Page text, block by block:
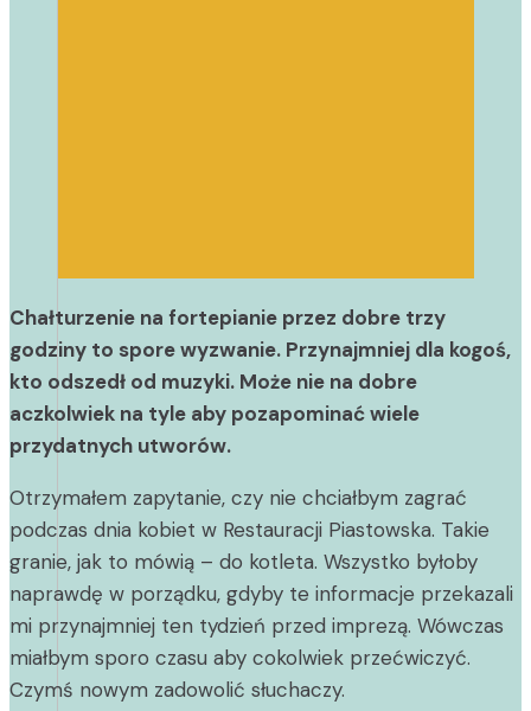
Chałturzenie na fortepianie przez dobre trzy
godziny to spore wyzwanie. Przynajmniej dla kogoś,
kto odszedł od muzyki. Może nie na dobre
aczkolwiek na tyle aby pozapominać wiele
przydatnych utworów.
Otrzymałem zapytanie, czy nie chciałbym zagrać
podczas dnia kobiet w Restauracji Piastowska. Takie
granie, jak to mówią – do kotleta. Wszystko byłoby
naprawdę w porządku, gdyby te informacje przekazali
mi przynajmniej ten tydzień przed imprezą. Wówczas
miałbym sporo czasu aby cokolwiek przećwiczyć.
Czymś nowym zadowolić słuchaczy.